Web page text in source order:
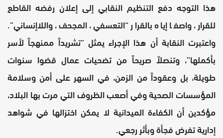
هذا التوجه دفع التنظيم النقابي إلى إعلان رفضه القاطع
للقرار، واصفا إياه بالقرار “التعسفي، المجحف، واللاإنساني”.
واعتبرت النقابة أن هذا الإجراء يمثل “تشريداً ممنهجاً لأسر
بأكملها”، وتنصلاً صريحاً من تضحيات عمال قضوا سنوات
طويلة، بل وعقوداً من الزمن، في السهر على أمن وسلامة
المؤسسات الصحية وفي أصعب الظروف التي مرت بها البلاد،
مؤكدين أن الكفاءة الميدانية لا يمكن اختزالها في شواهد
إدارية تفرض فجأة وبأثر رجعي.